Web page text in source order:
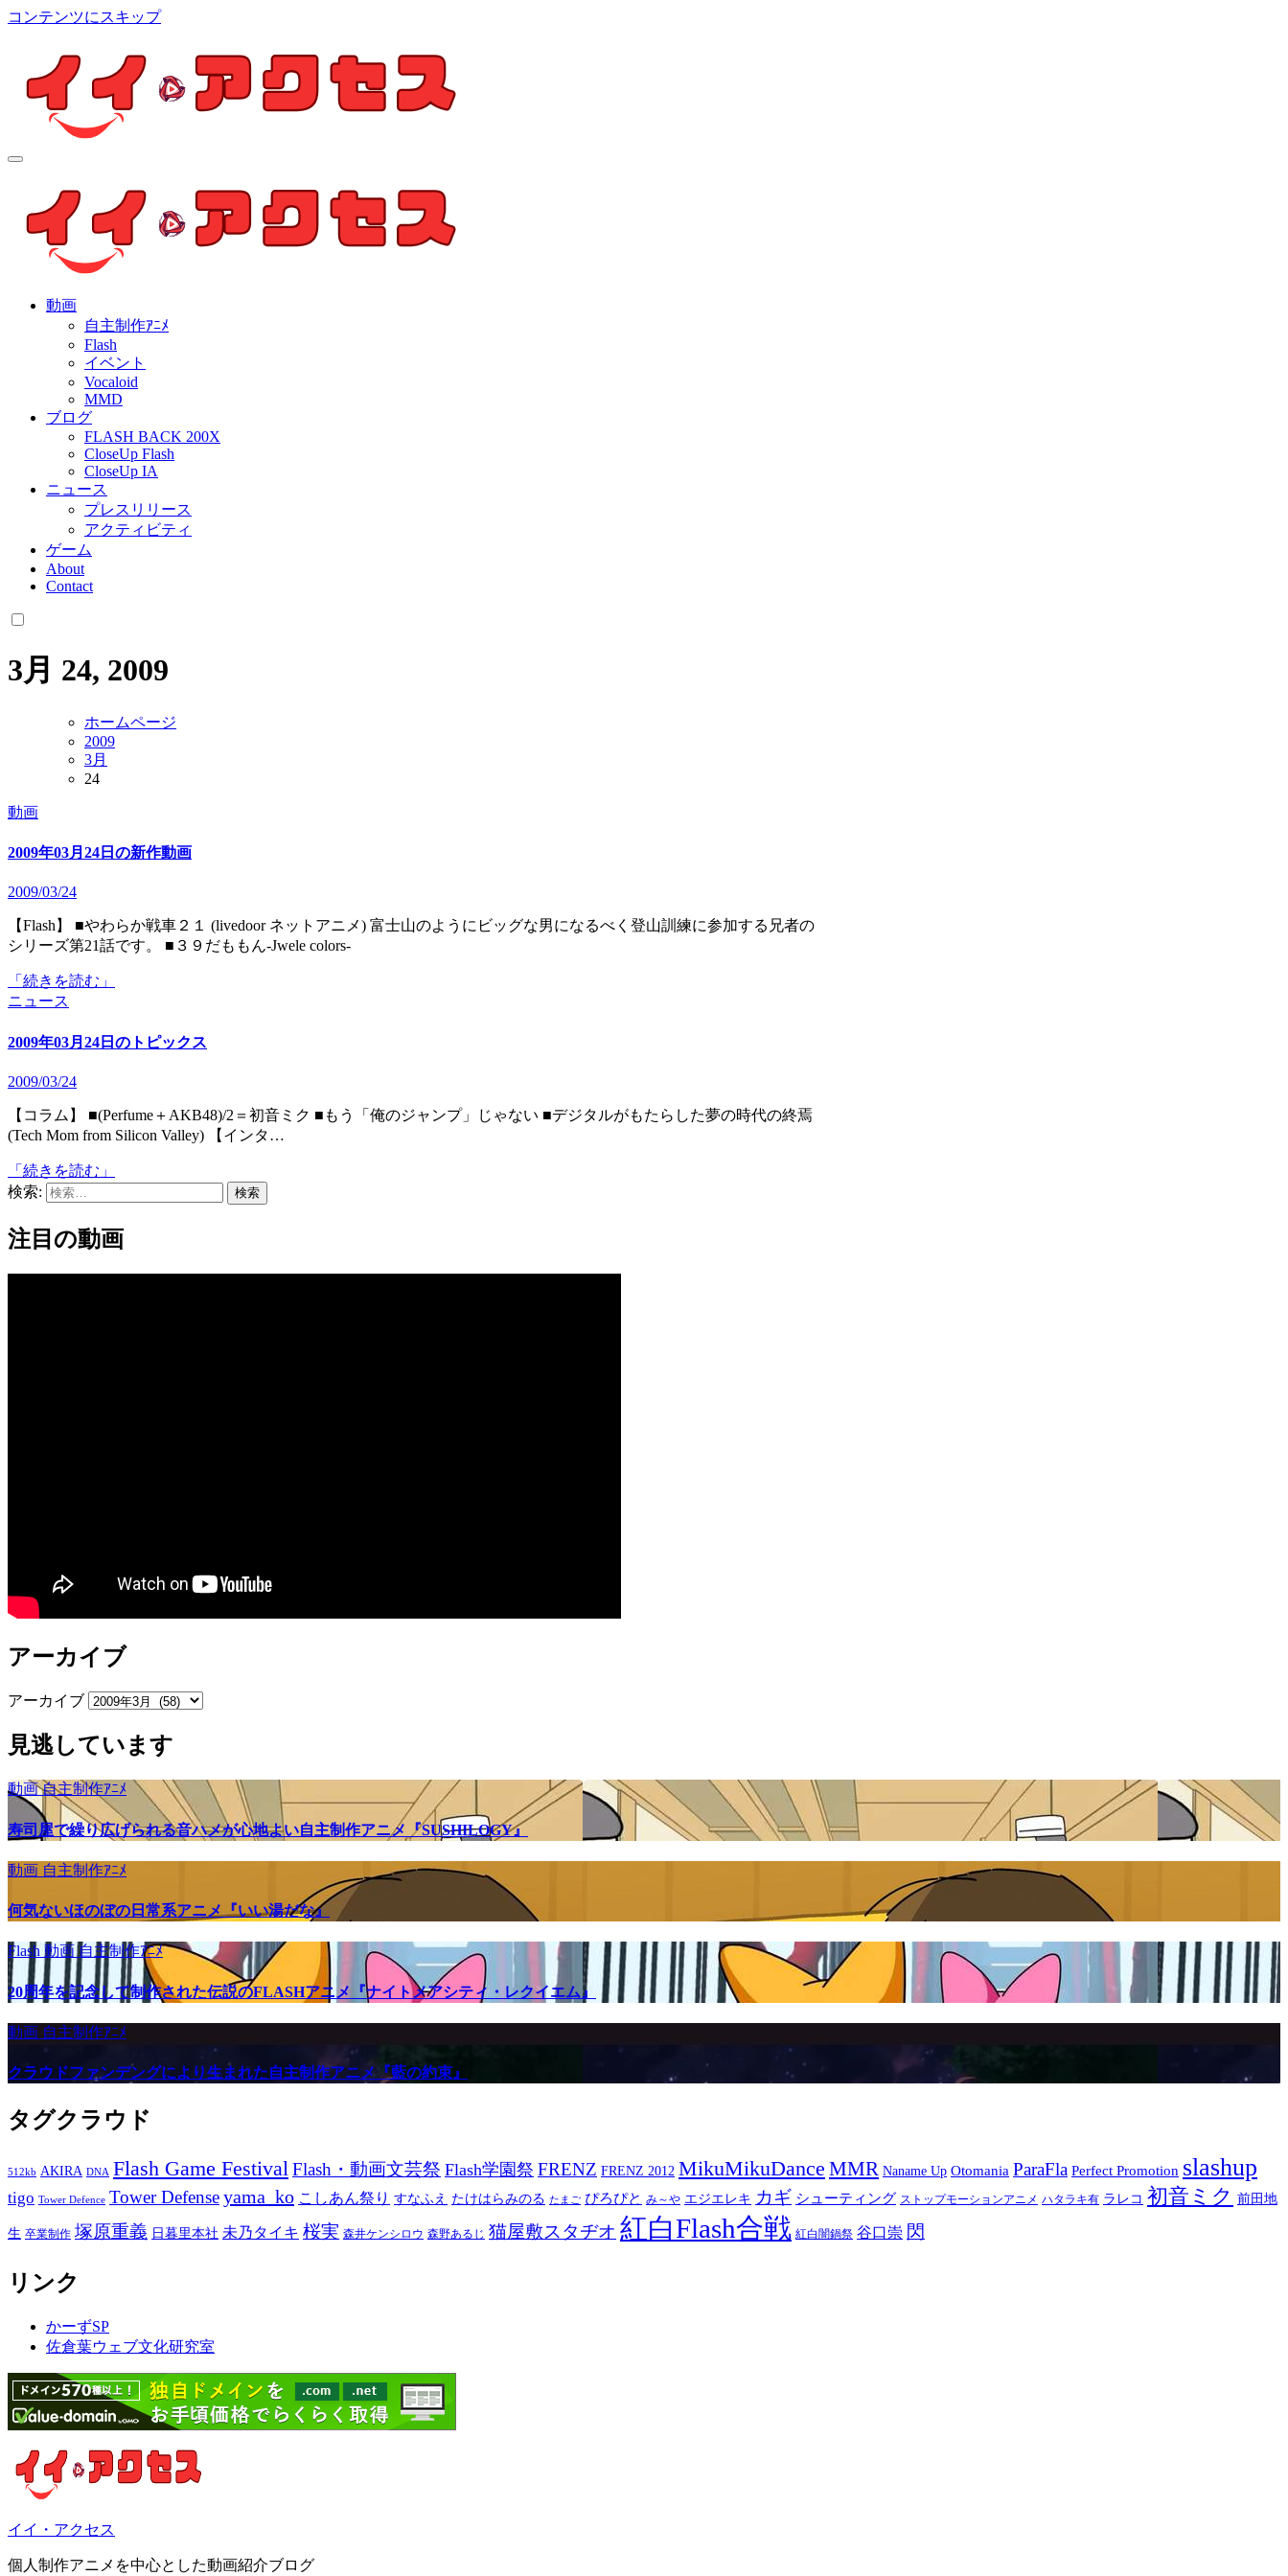
コンテンツにスキップ
個人制作アニメを中心とした動画紹介ブログ
動画
自主制作ｱﾆﾒ
Flash
イベント
Vocaloid
MMD
ブログ
FLASH BACK 200X
CloseUp Flash
CloseUp IA
ニュース
プレスリリース
アクティビティ
ゲーム
About
Contact
3月 24, 2009
ホームページ
2009
3月
24
動画
2009年03月24日の新作動画
2009/03/24
【Flash】 ■やわらか戦車２１ (livedoor ネットアニメ) 富士山のようにビッグな男になるべく登山訓練に参加する兄者の
シリーズ第21話です。 ■３９だももん-Jwele colors-
「続きを読む」
ニュース
2009年03月24日のトピックス
2009/03/24
【コラム】 ■(Perfume＋AKB48)/2＝初音ミク ■もう「俺のジャンプ」じゃない ■デジタルがもたらした夢の時代の終焉
(Tech Mom from Silicon Valley) 【インタ…
「続きを読む」
検索:
注目の動画
アーカイブ
アーカイブ
見逃しています
動画自主制作ｱﾆﾒ
寿司屋で繰り広げられる音ハメが心地よい自主制作アニメ『SUSHILOGY』
動画 自主制作ｱﾆﾒ
何気ないほのぼの日常系アニメ『いい湯だな』
Flash 動画自主制作ｱﾆﾒ
20周年を記念して制作された伝説のFLASHアニメ『ナイトメアシティ・レクイエム』
動画 自主制作ｱﾆﾒ
クラウドファンデングにより生まれた自主制作アニメ『藍の約束』
タグクラウド
512kb AKIRA DNA Flash Game FestivalFlash・動画文芸祭 Flash学園祭 FRENZ FRENZ 2012 MikuMikuDance MMR Naname Up Otomania ParaFla Perfect Promotion slashup
tigo Tower Defence Tower Defenseyama_ko こしあん祭り すなふえ たけはらみのる たまご ぴろぴと み～や エジエレキ カギ シューティング ストップモーションアニメ ハタラキ有 ラレコ 初音ミク 前田地
生 卒業制作 塚原重義 日暮里本社 未乃タイキ 桜実 森井ケンシロウ 森野あるじ 猫屋敷スタヂオ 紅白Flash合戦 紅白闇鍋祭 谷口崇 閃
リンク
かーずSP
佐倉葉ウェブ文化研究室
イイ・アクセス
個人制作アニメを中心とした動画紹介ブログ